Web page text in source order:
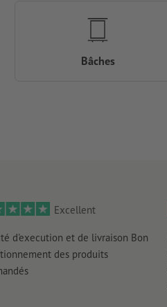
Excellent
d'execution et de livraison Bon
des produits
Bâches